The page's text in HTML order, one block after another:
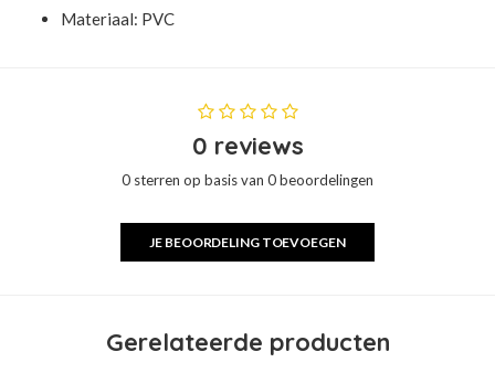
Materiaal: PVC
0 reviews
0 sterren op basis van 0 beoordelingen
JE BEOORDELING TOEVOEGEN
Gerelateerde producten